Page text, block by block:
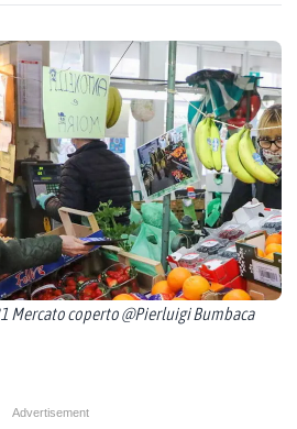
Mercato coperto @Pierluigi Bumbaca